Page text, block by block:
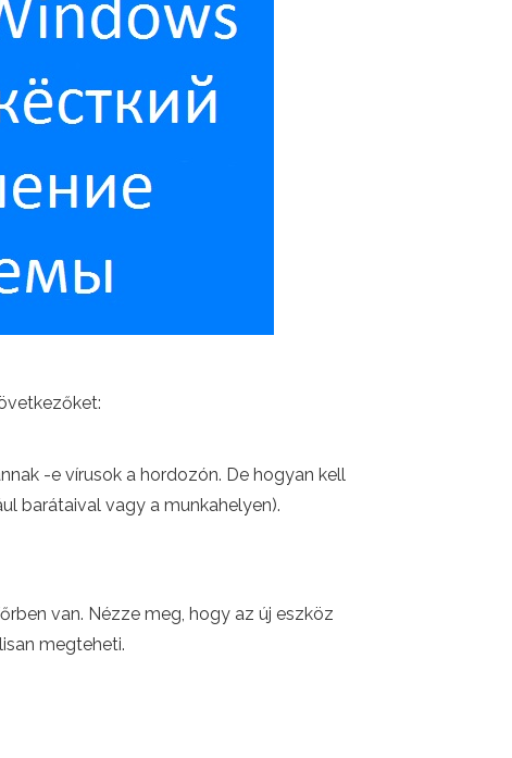
-e vírusok a hordozón. De hogyan kell
barátaival vagy a munkahelyen).
van. Nézze meg, hogy az új eszköz
megteheti.